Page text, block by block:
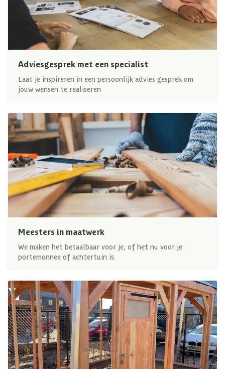
Adviesgesprek met een specialist
Laat je inspireren in een persoonlijk advies gesprek om
jouw wensen te realiseren
Meesters in maatwerk
We maken het betaalbaar voor je, of het nu voor je
portemonnee of achtertuin is.